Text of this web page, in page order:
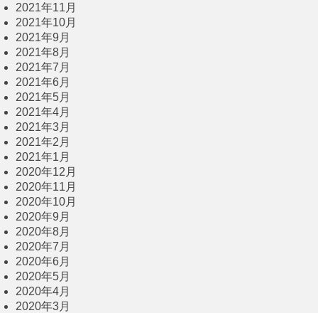
2021年11月
2021年10月
2021年9月
2021年8月
2021年7月
2021年6月
2021年5月
2021年4月
2021年3月
2021年2月
2021年1月
2020年12月
2020年11月
2020年10月
2020年9月
2020年8月
2020年7月
2020年6月
2020年5月
2020年4月
2020年3月